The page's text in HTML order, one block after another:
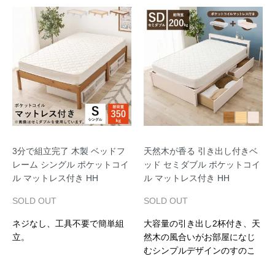
3分で組立完了 木製 ベッドフ
レーム シングル ポケットコイ
ル マットレス付き HH
SOLD OUT
ネジなし、工具不要で簡単組
立。
天然木が香る 引き出し付きベ
ッド セミダブル ポケットコイ
ル マットレス付き HH
SOLD OUT
大容量の引き出し2杯付き、天
然木の風合いがお部屋になじ
むシンプルデザインのすのこ